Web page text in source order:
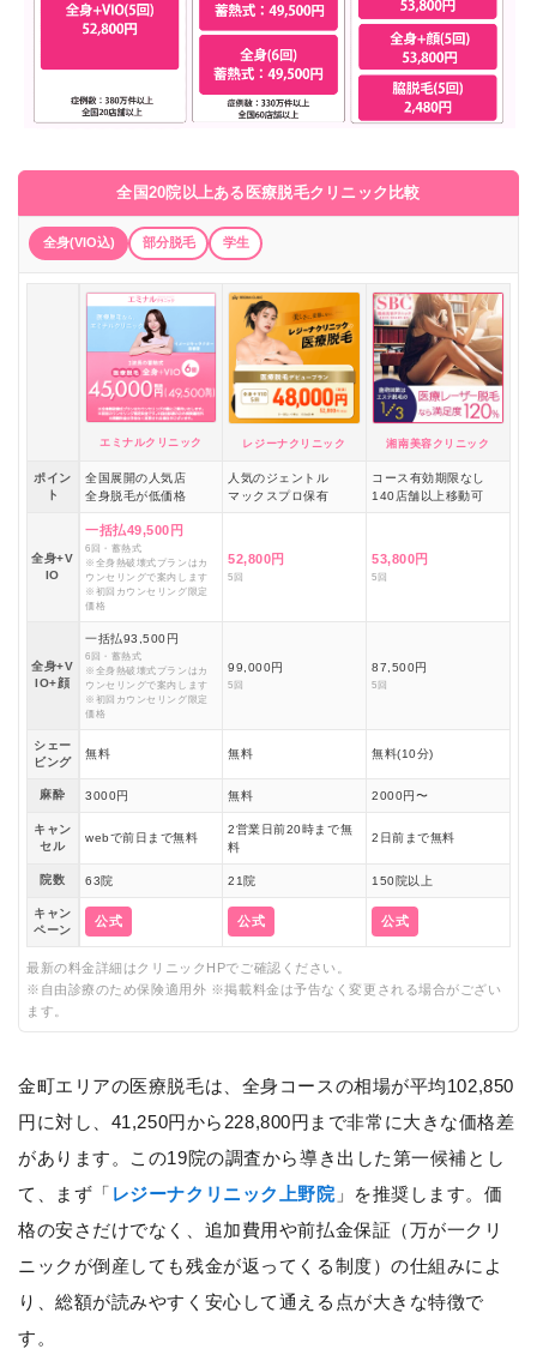
全国20院以上ある医療脱毛クリニック比較
全身(VIO込) 部分脱毛 学生
エミナルクリニック レジーナクリニック 湘南美容クリニック
ポイン
ト
全国展開の人気店
全身脱毛が低価格
人気のジェントル
マックスプロ保有
コース有効期限なし
140店舗以上移動可
全身+V
IO
一括払49,500円
6回・蓄熱式
※全身熱破壊式プランはカ
ウンセリングで案内します
※初回カウンセリング限定
価格
52,800円
5回
53,800円
5回
全身+V
IO+顔
一括払93,500円
6回・蓄熱式
※全身熱破壊式プランはカ
ウンセリングで案内します
※初回カウンセリング限定
価格
99,000円
5回
87,500円
5回
シェー
ビング
無料 無料 無料(10分)
麻酔 3000円 無料 2000円〜
キャン
セル
webで前日まで無料
2営業日前20時まで無
料
2日前まで無料
院数 63院 21院 150院以上
キャン
ペーン
公式 公式 公式
最新の料金詳細はクリニックHPでご確認ください。
※自由診療のため保険適用外 ※掲載料金は予告なく変更される場合がござい
ます。
金町エリアの医療脱毛は、全身コースの相場が平均102,850
円に対し、41,250円から228,800円まで非常に大きな価格差
があります。この19院の調査から導き出した第一候補とし
て、まず「 レジーナクリニック上野院」を推奨します。価
格の安さだけでなく、追加費用や前払金保証（万が一クリ
ニックが倒産しても残金が返ってくる制度）の仕組みによ
り、総額が読みやすく安心して通える点が大きな特徴で
す。